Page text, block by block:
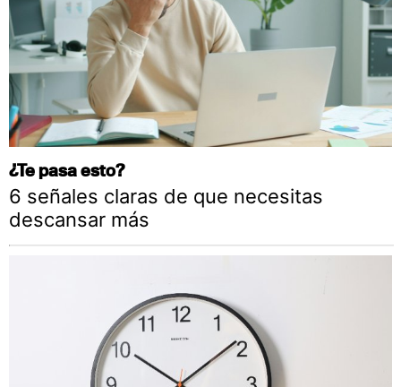
¿Te pasa esto?
6 señales claras de que necesitas
descansar más